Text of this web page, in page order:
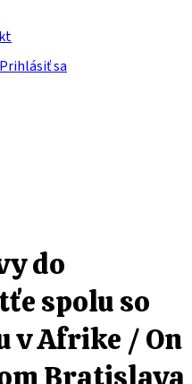
Prihlásiť sa
do
spolu so
v Afrike / On